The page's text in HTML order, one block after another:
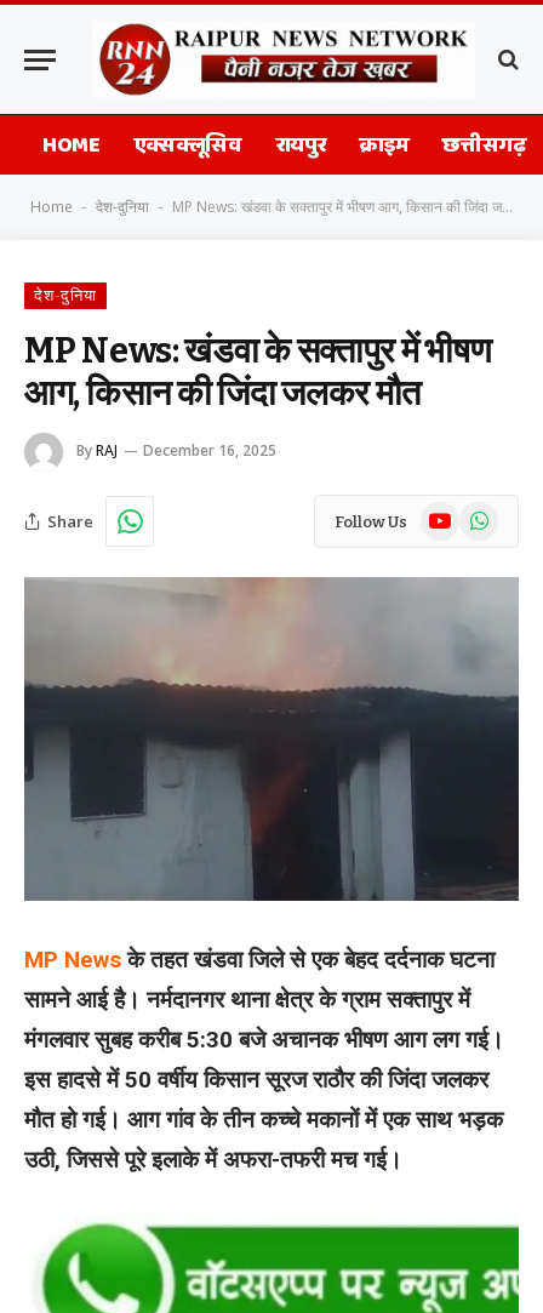
HOME एक्सक्लूसिव रायपुर क्राइम छत्तीसगढ़
Home - देश-दुनिया - MP News: खंडवा के सक्तापुर में भीषण आग, किसान की जिंदा जलकर मौत
देश-दुनिया
MP News: खंडवा के सक्तापुर में भीषण
आग, किसान की जिंदा जलकर मौत
ByRAJ December 16, 2025
Share Follow Us YouTubeWhatsApp
MP Newsके तहत खंडवा जिले से एक बेहद दर्दनाक घटना
सामने आई है। नर्मदानगर थाना क्षेत्र के ग्राम सक्तापुर में
मंगलवार सुबह करीब 5:30 बजे अचानक भीषण आग लग गई।
इस हादसे में 50 वर्षीय किसान सूरज राठौर की जिंदा जलकर
मौत हो गई। आग गांव के तीन कच्चे मकानों में एक साथ भड़क
उठी, जिससे पूरे इलाके में अफरा-तफरी मच गई।